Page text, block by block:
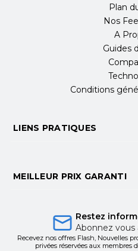
Modèle de montage :
Capacité de poids :
Plan
Nos
A
Guides
Conditions
LIENS PRATIQUES
MEILLEUR PRIX GARANTI
Restez
Abonnez
Recevez nos offres Flash, Nouvelles
privées réservées aux membres